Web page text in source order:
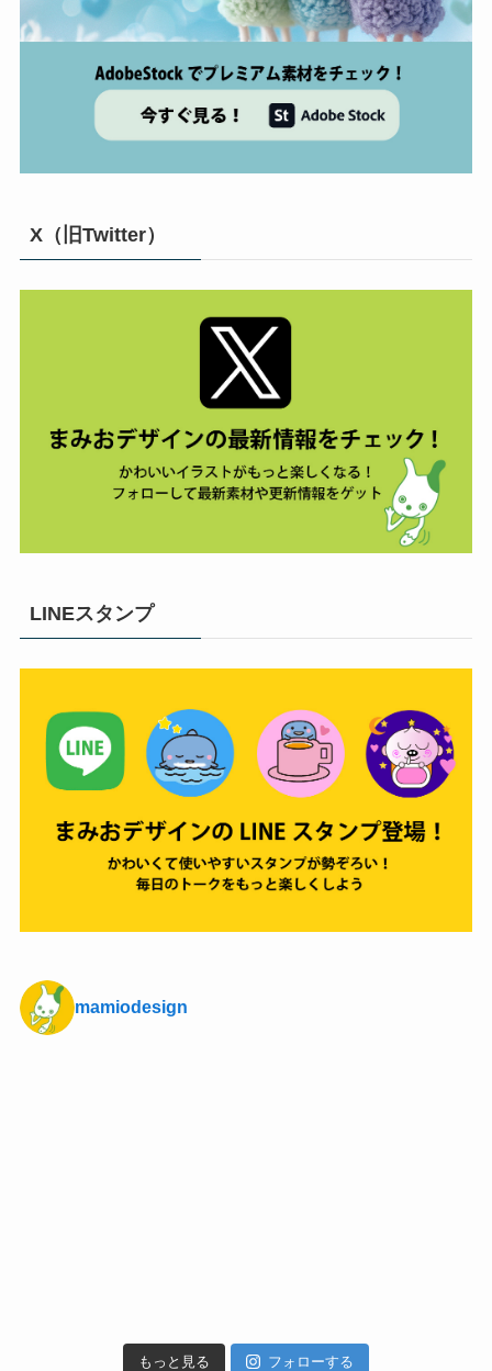
X（旧Twitter）
LINEスタンプ
mamiodesign
もっと見る フォローする